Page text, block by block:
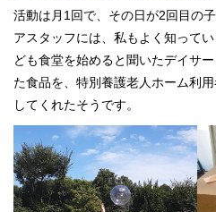
活動は月1回で、その日が2回目の
アスタッフには、私もよく知って
ども食堂を始めると聞いたデイサ
た食品を、特別養護老人ホーム利
してくれたそうです。